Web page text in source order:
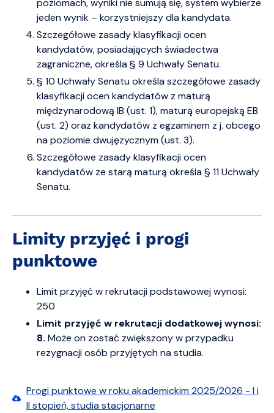
poziomach, wyniki nie sumują się, system wybierze
jeden wynik – korzystniejszy dla kandydata.
Szczegółowe zasady klasyfikacji ocen
kandydatów, posiadających świadectwa
zagraniczne, określa § 9 Uchwały Senatu.
§ 10 Uchwały Senatu określa szczegółowe zasady
klasyfikacji ocen kandydatów z maturą
międzynarodową IB (ust. 1), maturą europejską EB
(ust. 2) oraz kandydatów z egzaminem z j. obcego
na poziomie dwujęzycznym (ust. 3).
Szczegółowe zasady klasyfikacji ocen
kandydatów ze starą maturą określa § 11 Uchwały
Senatu.
Limity przyjęć i progi
punktowe
Limit przyjęć w rekrutacji podstawowej wynosi:
250
Limit przyjęć w rekrutacji dodatkowej wynosi:
8. Może on zostać zwiększony w przypadku
rezygnacji osób przyjętych na studia.
Progi punktowe w roku akademickim 2025/2026 - I i
II stopień, studia stacjonarne